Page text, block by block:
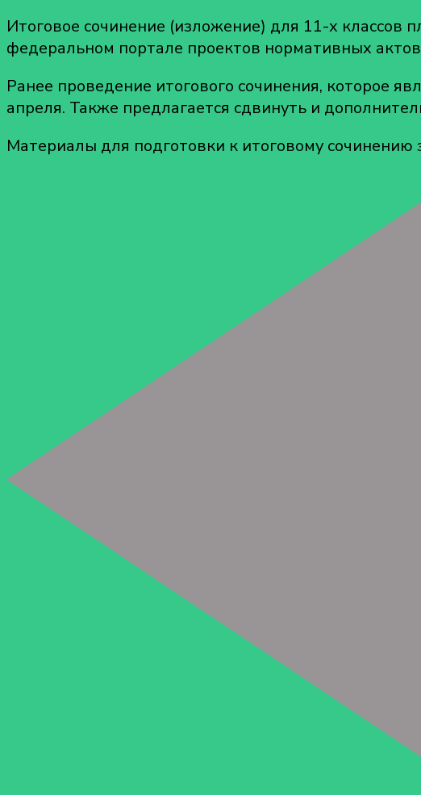
Итоговое сочинение (изложение) для 11-х классов
федеральном портале проектов нормативных
Ранее проведение итогового сочинения, которое
апреля. Также предлагается сдвинуть и
Материалы для подготовки к итоговому сочинению